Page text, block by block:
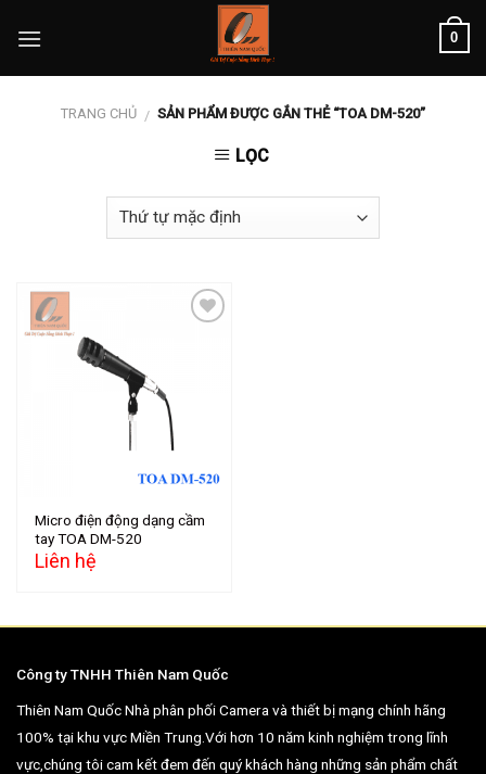
0
TRANG CHỦ / SẢN PHẨM ĐƯỢC GẮN THẺ “TOA DM-520”
LỌC
Micro điện động dạng cầm
tay TOA DM-520
Liên hệ
Công ty TNHH Thiên Nam Quốc
Thiên Nam Quốc Nhà phân phối Camera và thiết bị mạng chính hãng
100% tại khu vực Miền Trung.Với hơn 10 năm kinh nghiệm trong lĩnh
vực,chúng tôi cam kết đem đến quý khách hàng những sản phẩm chất